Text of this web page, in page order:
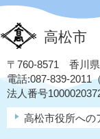
高松市
〒760-8571 香川
電話:087-839-2011
法人番号
高松市役所への